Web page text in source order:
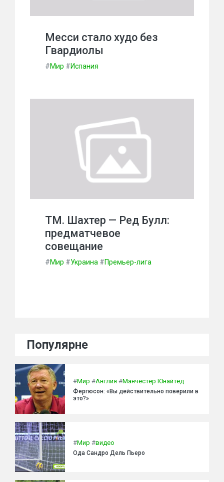
Месси стало худо без
Гвардиолы
#Мир #Испания
ТМ. Шахтер — Ред Булл:
предматчевое
совещание
#Мир #Украина #Премьер-лига
Популярне
#Мир #Англия #Манчестер Юнайтед
Фергюсон: «Вы действительно поверили в
это?»
#Мир #видео
Ода Сандро Дель Пьеро